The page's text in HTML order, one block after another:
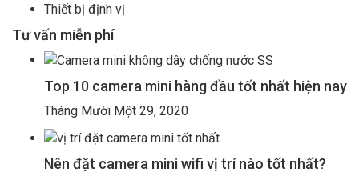
Thiết bị định vị
Tư vấn miễn phí
Top 10 camera mini hàng đầu tốt nhất hiện nay
Tháng Mười Một 29, 2020
Nên đặt camera mini wifi vị trí nào tốt nhất?